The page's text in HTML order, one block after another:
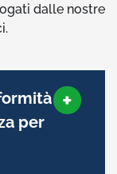
dalle nostre
per